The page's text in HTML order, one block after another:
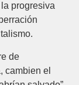
progresiva
de
cambien el